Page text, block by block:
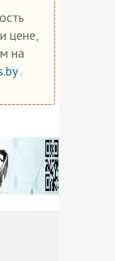
цене,
на
.